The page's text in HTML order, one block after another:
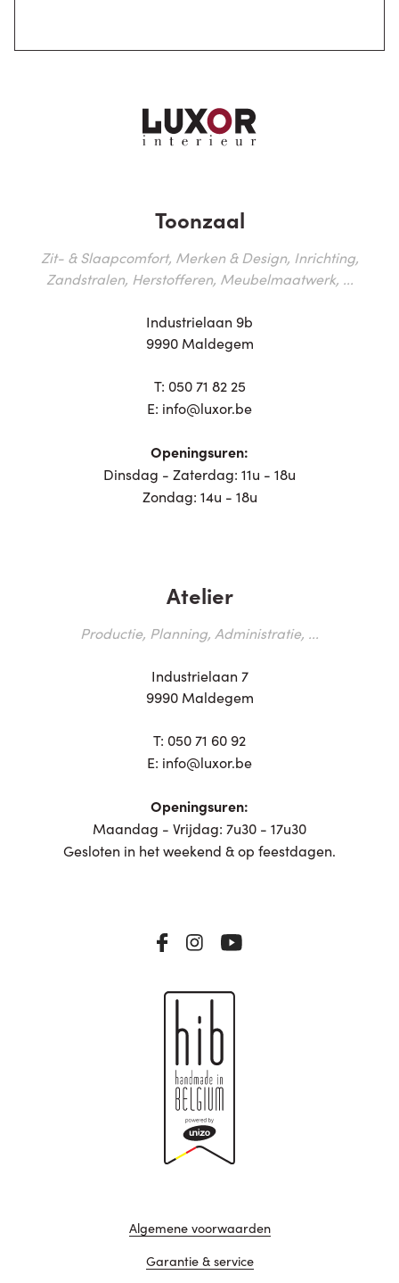
Toonzaal
Zit- & Slaapcomfort, Merken & Design, Inrichting,
Zandstralen, Herstofferen, Meubelmaatwerk, ...
Industrielaan 9b
9990 Maldegem
T: 050 71 82 25
E: info@luxor.be
Openingsuren:
Dinsdag - Zaterdag: 11u - 18u
Zondag: 14u - 18u
Atelier
Productie, Planning, Administratie, ...
Industrielaan 7
9990 Maldegem
T: 050 71 60 92
E: info@luxor.be
Openingsuren:
Maandag - Vrijdag: 7u30 - 17u30
Gesloten in het weekend & op feestdagen.
Algemene voorwaarden
Garantie & service